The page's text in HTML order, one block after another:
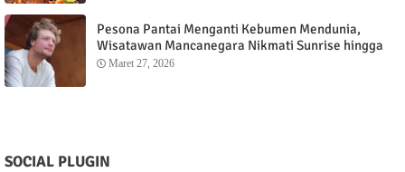
Pesona Pantai Menganti Kebumen Mendunia,
Wisatawan Mancanegara Nikmati Sunrise hingga
Sunset dari Menganti Cottage
Maret 27, 2026
SOCIAL PLUGIN